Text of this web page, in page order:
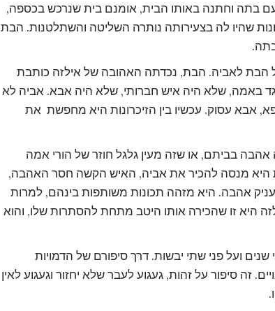
בתה וחתנה באותו הבית, אומנם בית שנרכש בכספה,
שהיו לה בצעירותה נותרה השליטה והשתלטנות. הבת
הבת לאביה. הבת, נכדתה האהובה של אילזה כותבת
באמה, שלא היה איש חברותי, שלא היה אבא. אביה לא
אבא עסוק. עכשיו בין הזיכרונות היא מחפשת את
בביתם, או שזה מעין גלגל חוזר של הורי אמה
היא מנסה להכיר את אביה, האיש הקשה חסר האהבה,
אהבה. היא מזהה תכונות משותפות בינהם, למרות
היא זו שהכירה אותו היטב מתחת להסתרות שלו, והוא
פני שנים ועל פני שתי יבשות. דרך סיפורם של הדמויות
זה סיפור על זהות, געגוע לעבר שלא יחזור וגעגוע לאין